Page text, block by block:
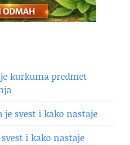
kurkuma predmet
je svest i kako nastaje
svest i kako nastaje